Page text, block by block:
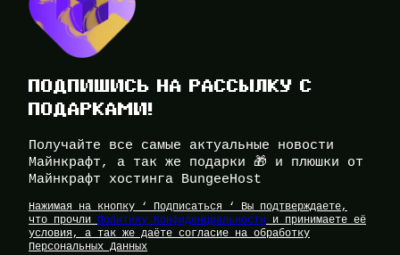
ПОДПИШИСЬ НА РАССЫЛКУ С
ПОДАРКАМИ!
Получайте все самые актуальные новости
Майнкрафт, а так же подарки 🎁 и плюшки от
Майнкрафт хостинга BungeeHost
Нажимая на кнопку ‘ Подписаться ‘ Вы подтверждаете,
что прочли Политику Конфиденциальности и принимаете её
условия, а так же даёте согласие на обработку
Персональных Данных